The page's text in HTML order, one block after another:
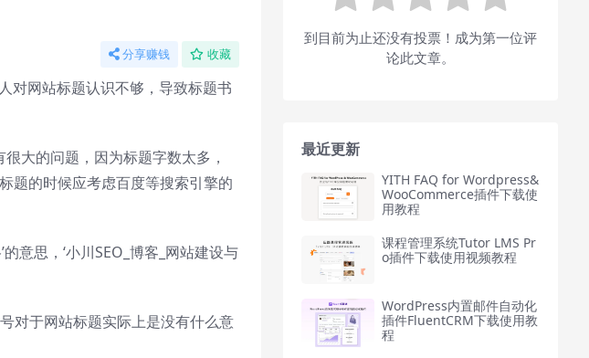
分享赚钱 收藏
对网站标题认识不够，导致标题书
很大的问题，因为标题字数太多，
题的时候应考虑百度等搜索引擎的
意思，‘小川SEO _博客_网站建设与
对于网站标题实际上是没有什么意
到目前为止还没有投票！成为第一位评
论此文章。
最近更新
YITH FAQ for Wordpress&
WooCommerce插件下载使
用教程
课程管理系统Tutor LMS Pr
o插件下载使用视频教程
WordPress内置邮件自动化
插件FluentCRM下载使用教
程